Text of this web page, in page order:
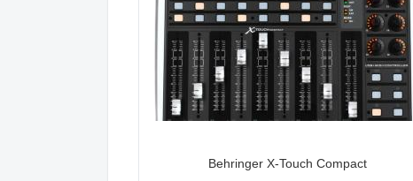
Behringer X-Touch Compact